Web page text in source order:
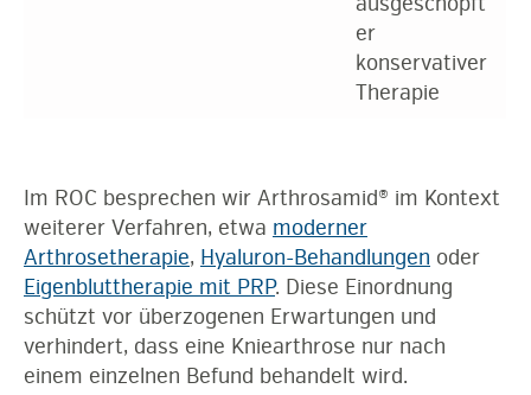
er
konservativer
Therapie
Im ROC besprechen wir Arthrosamid® im Kontext
weiterer Verfahren, etwa moderner
Arthrosetherapie, Hyaluron-Behandlungen oder
Eigenbluttherapie mit PRP. Diese Einordnung
schützt vor überzogenen Erwartungen und
verhindert, dass eine Kniearthrose nur nach
einem einzelnen Befund behandelt wird.